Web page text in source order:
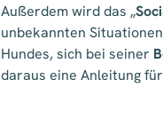
Außerdem wird das „
unbekannten
Hundes, sich bei seiner
daraus eine Anleitung